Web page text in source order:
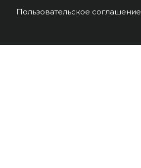
Пользовательское соглашение